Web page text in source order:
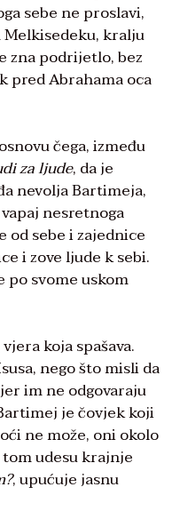
sebe ne proslavi,
Melkisedeku, kralju
zna podrijetlo, bez
pred Abrahama oca
čega, između
za ljude, da je
nevolja Bartimeja,
nesretnoga
od sebe i zajednice
i zove ljude k sebi.
po svome uskom
koja spašava.
nego što misli da
im ne odgovaraju
je čovjek koji
ne može, oni okolo
udesu krajnje
, upućuje jasnu